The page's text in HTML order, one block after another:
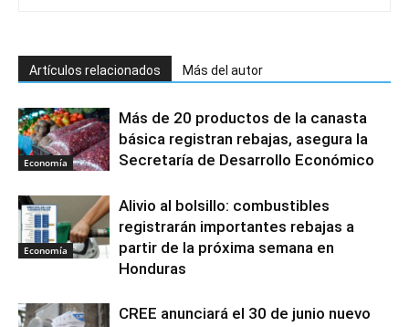
Artículos relacionados Más del autor
Economía
Más de 20 productos de la canasta
básica registran rebajas, asegura la
Secretaría de Desarrollo Económico
Economía
Alivio al bolsillo: combustibles
registrarán importantes rebajas a
partir de la próxima semana en
Honduras
CREE anunciará el 30 de junio nuevo